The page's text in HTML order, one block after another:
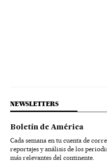
NEWSLETTERS
Boletín de América
Cada semana en tu cuenta de
reportajes y análisis de los
más relevantes del continente.